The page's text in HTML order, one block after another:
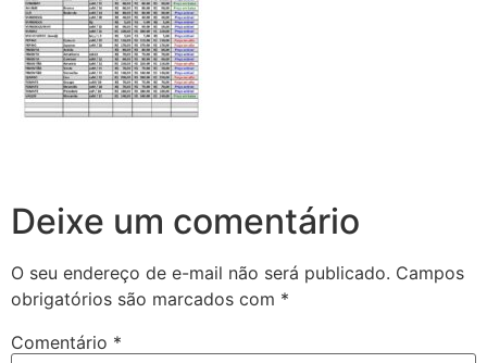
Deixe um comentário
O seu endereço de e-mail não será publicado. Campos
obrigatórios são marcados com *
Comentário *